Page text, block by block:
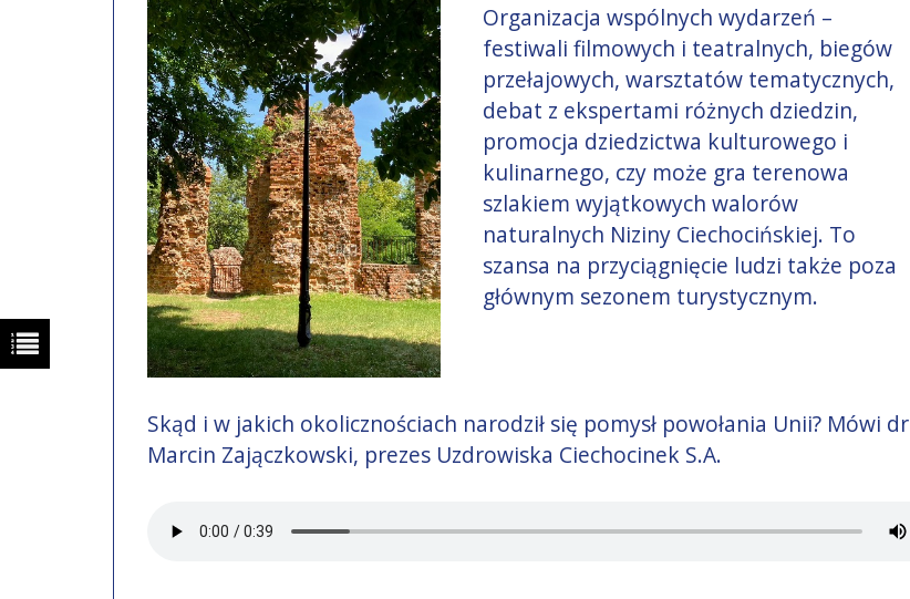
Organizacja wspólnych wydarzeń –
festiwali filmowych i teatralnych, biegów
przełajowych, warsztatów tematycznych,
debat z ekspertami różnych dziedzin,
promocja dziedzictwa kulturowego i
kulinarnego, czy może gra terenowa
szlakiem wyjątkowych walorów
naturalnych Niziny Ciechocińskiej. To
szansa na przyciągnięcie ludzi także poza
głównym sezonem turystycznym.
Skąd i w jakich okolicznościach narodził się pomysł powołania Unii? Mówi dr
Marcin Zajączkowski, prezes Uzdrowiska Ciechocinek S.A.